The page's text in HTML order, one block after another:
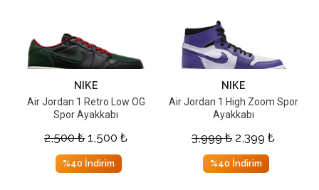
NIKE
Air Jordan 1 Retro Low OG
Spor Ayakkabı
2,500₺ 1,500 ₺
%40 İndirim
NIKE
Air Jordan 1 High Zoom Spor
Ayakkabı
3,999₺ 2,399 ₺
%40 İndirim